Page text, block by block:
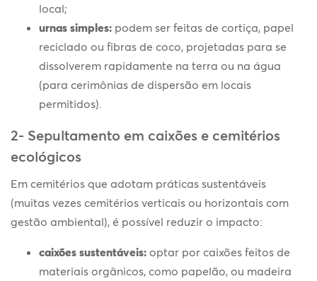
local;
urnas simples: podem ser feitas de cortiça, papel
reciclado ou fibras de coco, projetadas para se
dissolverem rapidamente na terra ou na água
(para cerimônias de dispersão em locais
permitidos).
2- Sepultamento em caixões e cemitérios
ecológicos
Em cemitérios que adotam práticas sustentáveis
(muitas vezes cemitérios verticais ou horizontais com
gestão ambiental), é possível reduzir o impacto:
caixões sustentáveis: optar por caixões feitos de
materiais orgânicos, como papelão, ou madeira